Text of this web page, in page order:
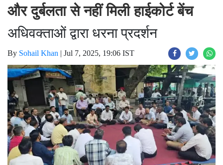
और दुर्बलता से नहीं मिली हाईकोर्ट बेंच
अधिवक्ताओं द्वारा धरना प्रदर्शन
By Sohail Khan | Jul 7, 2025, 19:06 IST